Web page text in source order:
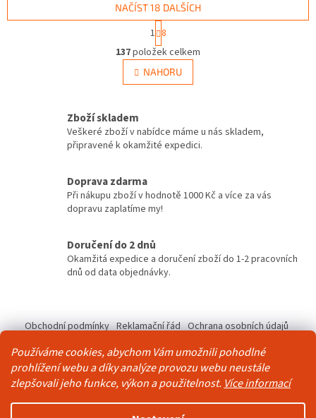
Používáme cookies, abychom Vám umožnili pohodlné
prohlížení webu a díky analýze provozu webu neustále
zlepšovali jeho funkce, výkon a použitelnost. Více informací
O
v
l
á
c
í
p
k
y
i
s
NAČÍST 18 DALŠÍCH
t
r
á
n
k
n
í
1 8
137položek celkem
NAHORU
Zboží skladem
Veškeré zboží v nabídce máme u nás skladem,
připravené k okamžité expedici.
Doprava zdarma
Při nákupu zboží v hodnotě 1000 Kč a více za vás
dopravu zaplatíme my!
Doručení do 2 dnů
Okamžitá expedice a doručení zboží do 1-2 pracovních
dnů od data objednávky.
p
Obchodní podmínky Reklamační řád Ochrana osobních údajů